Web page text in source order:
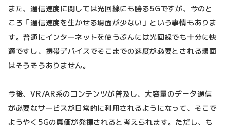
また、通信速度に関しては光回線にも勝る5Gですが、今のと
ころ「通信速度を生かせる場面が少ない」という事情もありま
す。普通にインターネットを使うぶんには光回線でも十分に快
適ですし、携帯デバイスでそこまでの速度が必要とされる場面
はそうそうありません。
今後、VR/AR系のコンテンツが普及し、大容量のデータ通信
が必要なサービスが日常的に利用されるようになって、そこで
ようやく5Gの真価が発揮されると考えられます。ただし、も